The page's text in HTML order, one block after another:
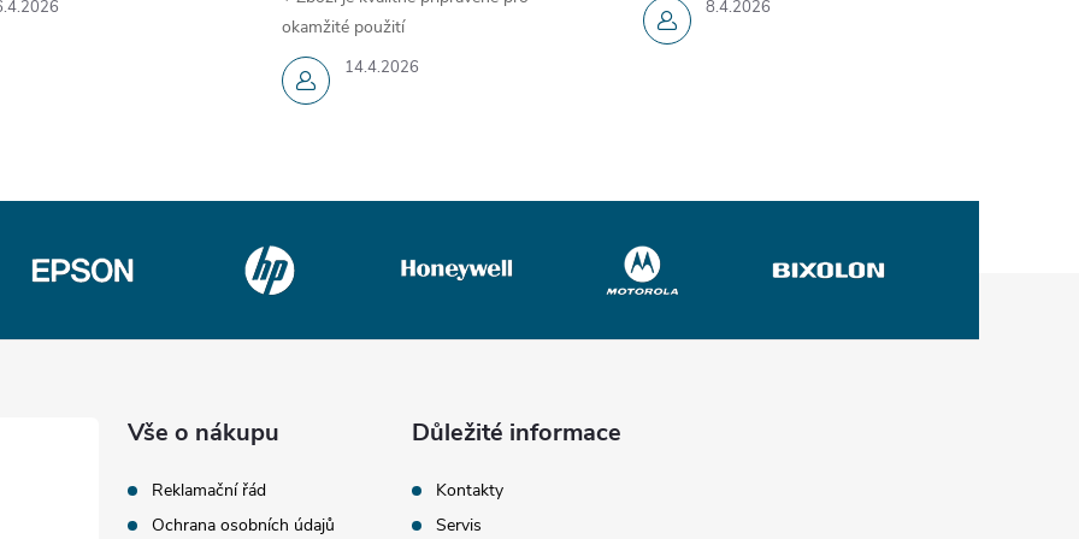
14.4.2026
okamžité použití
8.4.2026
Vše o nákupu
Reklamační řád
Ochrana osobních údajů
Důležité informace
Kontakty
Servis